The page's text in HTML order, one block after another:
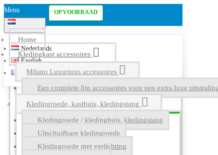
Menu
Nederlands
Nederlands
English
Français
Home
Kledingkast accessoires
Milano Luxurious accessoires
Een complete lijn accessoires voor een extra luxe
Kledingroede, kastbuis, kledingstang
Kledingroede / kledingbuis, kledingstang
Uitschuifbare kledingroede
Kledingroede met verlichting
OP VOORRAAD